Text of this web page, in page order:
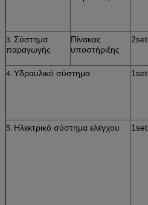
3. Σύστημα
παραγωγής
Πίνακας
υποστήριξης
2set
4. Υδραυλικό σύστημα 1set
5. Ηλεκτρικό σύστημα ελέγχου 1set